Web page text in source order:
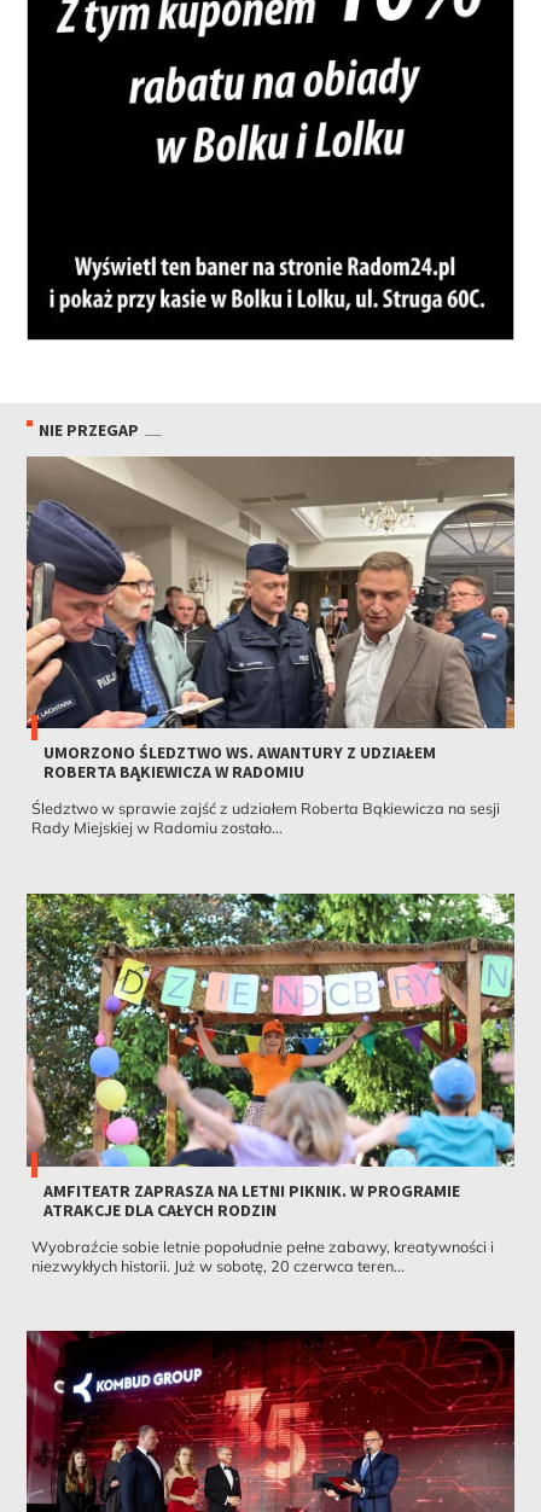
NIE PRZEGAP
UMORZONO ŚLEDZTWO WS. AWANTURY Z UDZIAŁEM
ROBERTA BĄKIEWICZA W RADOMIU
Śledztwo w sprawie zajść z udziałem Roberta Bąkiewicza na sesji
Rady Miejskiej w Radomiu zostało...
AMFITEATR ZAPRASZA NA LETNI PIKNIK. W PROGRAMIE
ATRAKCJE DLA CAŁYCH RODZIN
Wyobraźcie sobie letnie popołudnie pełne zabawy, kreatywności i
niezwykłych historii. Już w sobotę, 20 czerwca teren...